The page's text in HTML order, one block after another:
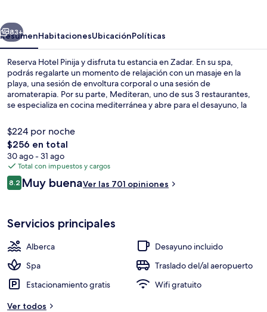
Siguiente
83+
ResumenHabitacionesUbicaciónPolíticas
Reserva Hotel Pinija y disfruta tu estancia en Zadar. En su spa,
podrás regalarte un momento de relajación con un masaje en la
playa, una sesión de envoltura corporal o una sesión de
aromaterapia. Por su parte, Mediteran, uno de sus 3 restaurantes,
se especializa en cocina mediterránea y abre para el desayuno, la
techada y su alberca al aire libre.
$224 por noche
El
precio
total
es
de
$256 en total
30 ago - 31 ago
Total con impuestos y cargos
Opiniones
8.28.2 de 10,
Muy buenaVer las 701 opiniones
Servicios principales
Alberca
Desayuno incluido
Spa
Traslado del/al aeropuerto
Estacionamiento gratis
Wifi gratuito
Ver todos